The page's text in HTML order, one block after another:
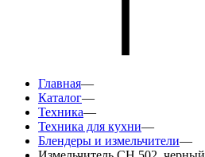
Главная—
Каталог—
Техника—
Техника для кухни—
Блендеры и измельчители—